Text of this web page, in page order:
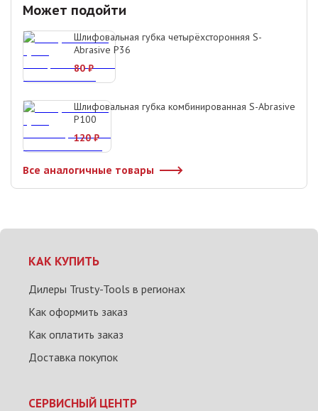
Может подойти
Шлифовальная губка четырёхсторонняя S-
Abrasive P36
80 ₽
Шлифовальная губка комбинированная S-Abrasive
P100
120 ₽
Все аналогичные товары
КАК КУПИТЬ
Дилеры Trusty-Tools в регионах
Как оформить заказ
Как оплатить заказ
Доставка покупок
СЕРВИСНЫЙ ЦЕНТР